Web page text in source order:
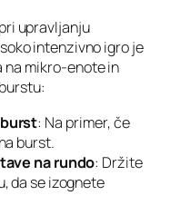
upravljanju
intenzivno igro je
mikro‑enote in
: Na primer, če
burst.
na rundo: Držite
da se izognete